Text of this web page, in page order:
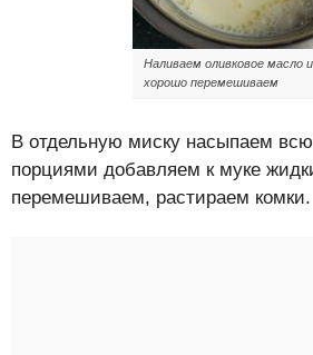
Наливаем оливковое масло
хорошо перемешиваем
В отдельную миску насыпаем
порциями добавляем к муке
перемешиваем, растираем комки.